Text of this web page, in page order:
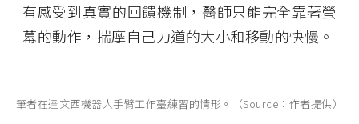
有感受到真實的回饋機制，醫師只能完全靠著螢
幕的動作，揣摩自己力道的大小和移動的快慢。
筆者在達文西機器人手臂工作臺練習的情形。（Source：作者提供）